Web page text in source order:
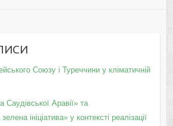
Союзу і Туреччини у кліматичній
Саудівської Аравії» та
ініціатива» у контексті реалізації